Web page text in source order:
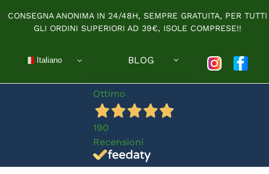
contenuto
CONSEGNA ANONIMA IN 24/48H, SEMPRE GRATUITA, PER TUTTI
GLI ORDINI SUPERIORI AD 39€, ISOLE COMPRESE!!
Italiano BLOG
Ottimo
190
Recensioni